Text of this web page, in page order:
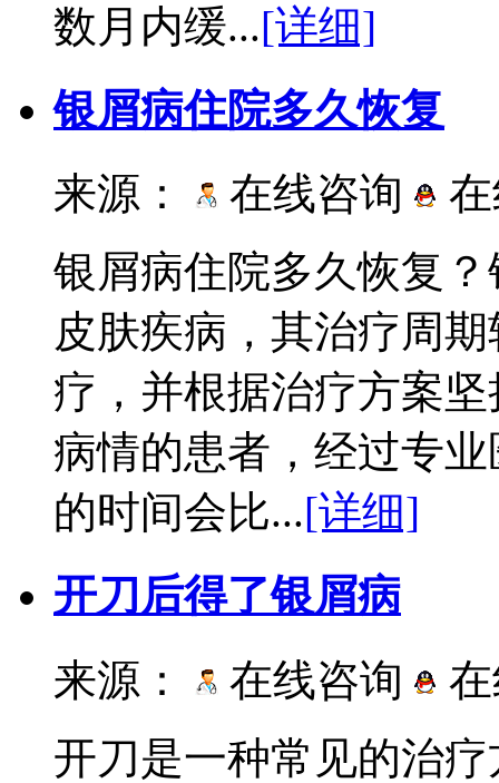
数月内缓...[详细]
银屑病住院多久恢复
来源：
在线咨询
银屑病住院多久恢复
皮肤疾病，其治疗周
疗，并根据治疗方案
病情的患者，经过专
的时间会比...[详细]
开刀后得了银屑病
来源：
在线咨询
开刀是一种常见的治